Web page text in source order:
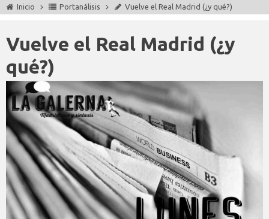
Inicio Portanálisis Vuelve el Real Madrid (¿y qué?)
Vuelve el Real Madrid (¿y
qué?)